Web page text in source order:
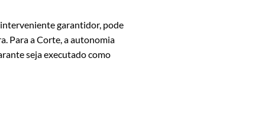
interveniente garantidor, pode
Para a Corte, a autonomia
seja executado como